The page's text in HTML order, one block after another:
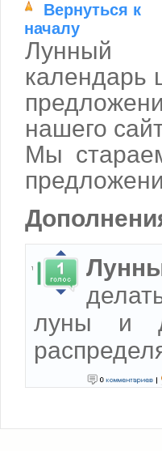
Вернуться к
началу
Лунный
календарь
нашего
Мы
луны и